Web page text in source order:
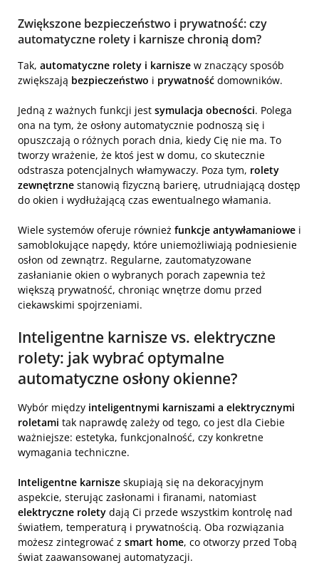
Zwiększone bezpieczeństwo i prywatność: czy
automatyczne rolety i karnisze chronią dom?
Tak, automatyczne rolety i karnisze w znaczący sposób
zwiększają bezpieczeństwo i prywatność domowników.
Jedną z ważnych funkcji jest symulacja obecności. Polega
ona na tym, że osłony automatycznie podnoszą się i
opuszczają o różnych porach dnia, kiedy Cię nie ma. To
tworzy wrażenie, że ktoś jest w domu, co skutecznie
odstrasza potencjalnych włamywaczy. Poza tym, rolety
zewnętrzne stanowią fizyczną barierę, utrudniającą dostęp
do okien i wydłużającą czas ewentualnego włamania.
Wiele systemów oferuje również funkcje antywłamaniowe i
samoblokujące napędy, które uniemożliwiają podniesienie
osłon od zewnątrz. Regularne, zautomatyzowane
zasłanianie okien o wybranych porach zapewnia też
większą prywatność, chroniąc wnętrze domu przed
ciekawskimi spojrzeniami.
Inteligentne karnisze vs. elektryczne
rolety: jak wybrać optymalne
automatyczne osłony okienne?
Wybór między inteligentnymi karniszami a elektrycznymi
roletami tak naprawdę zależy od tego, co jest dla Ciebie
ważniejsze: estetyka, funkcjonalność, czy konkretne
wymagania techniczne.
Inteligentne karnisze skupiają się na dekoracyjnym
aspekcie, sterując zasłonami i firanami, natomiast
elektryczne rolety dają Ci przede wszystkim kontrolę nad
światłem, temperaturą i prywatnością. Oba rozwiązania
możesz zintegrować z smart home, co otworzy przed Tobą
świat zaawansowanej automatyzacji.